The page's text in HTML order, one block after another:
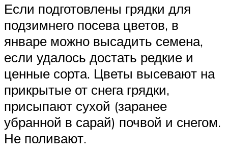
Если подготовлены грядки для
подзимнего посева цветов, в
январе можно высадить семена,
если удалось достать редкие и
ценные сорта. Цветы высевают на
прикрытые от снега грядки,
присыпают сухой (заранее
убранной в сарай) почвой и снегом.
Не поливают.